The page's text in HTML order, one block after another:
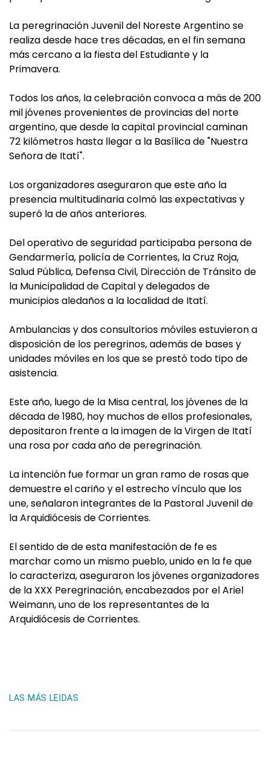
La peregrinación Juvenil del Noreste Argentino se
realiza desde hace tres décadas, en el fin semana
más cercano a la fiesta del Estudiante y la
Primavera.
Todos los años, la celebración convoca a más de 200
mil jóvenes provenientes de provincias del norte
argentino, que desde la capital provincial caminan
72 kilómetros hasta llegar a la Basílica de "Nuestra
Señora de Itatí".
Los organizadores aseguraron que este año la
presencia multitudinaria colmó las expectativas y
superó la de años anteriores.
Del operativo de seguridad participaba persona de
Gendarmería, policía de Corrientes, la Cruz Roja,
Salud Pública, Defensa Civil, Dirección de Tránsito de
la Municipalidad de Capital y delegados de
municipios aledaños a la localidad de Itatí.
Ambulancias y dos consultorios móviles estuvieron a
disposición de los peregrinos, además de bases y
unidades móviles en los que se prestó todo tipo de
asistencia.
Este año, luego de la Misa central, los jóvenes de la
década de 1980, hoy muchos de ellos profesionales,
depositaron frente a la imagen de la Virgen de Itatí
una rosa por cada año de peregrinación.
La intención fue formar un gran ramo de rosas que
demuestre el cariño y el estrecho vínculo que los
une, señalaron integrantes de la Pastoral Juvenil de
la Arquidiócesis de Corrientes.
El sentido de de esta manifestación de fe es
marchar como un mismo pueblo, unido en la fe que
lo caracteriza, aseguraron los jóvenes organizadores
de la XXX Peregrinación, encabezados por el Ariel
Weimann, uno de los representantes de la
Arquidiócesis de Corrientes.
LAS MÁS LEIDAS